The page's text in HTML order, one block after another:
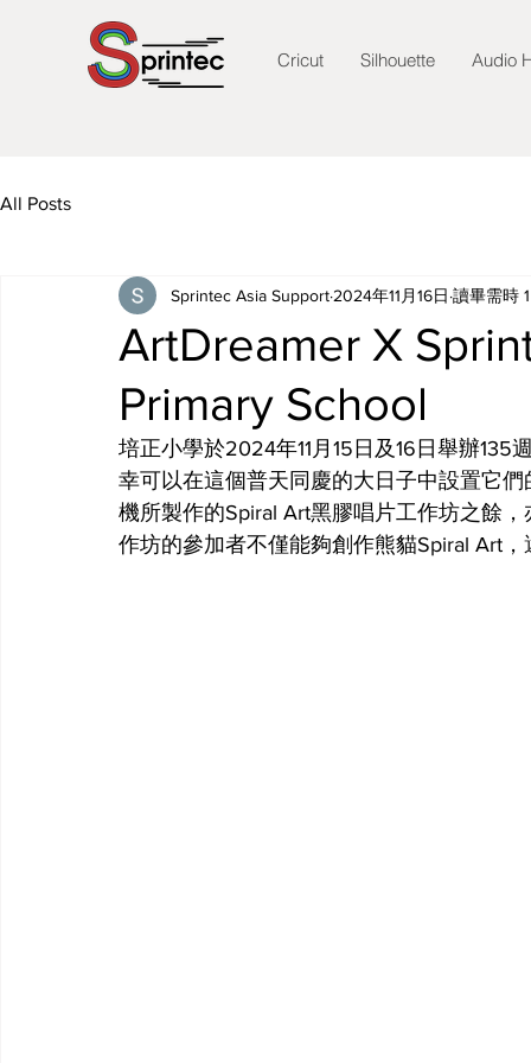
Cricut Silhouette Audio
All Posts
ArtDreamer X
Primary School
Sprintec Asia Support 2024年11月16日 讀畢需時
培正小學於2024年11月15日及16日舉辦
幸可以在這個普天同慶的大日子中設置它
機所製作的Spiral Art黑膠唱片工作坊之餘
作坊的參加者不僅能夠創作熊貓Spiral Art